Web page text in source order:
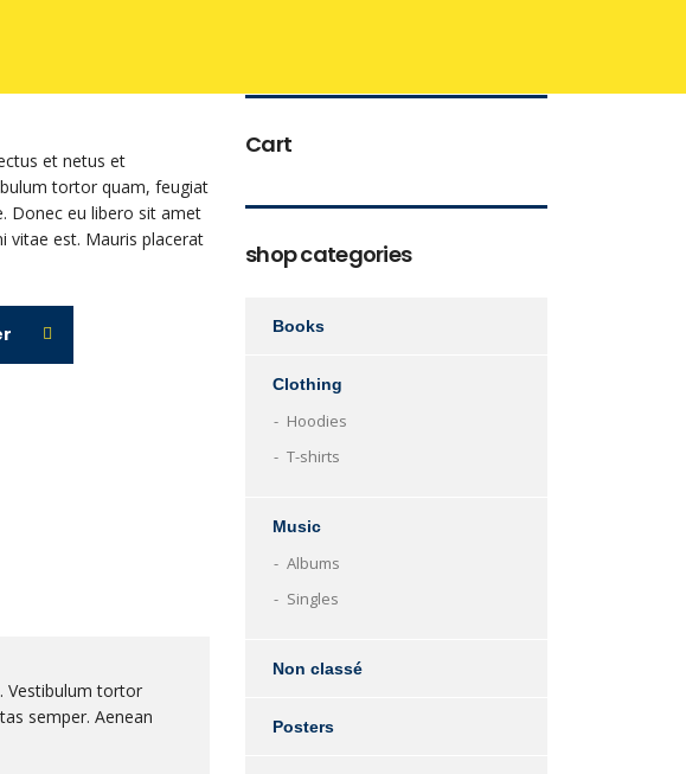
et netus et
tortor quam, feugiat
Donec eu libero sit amet
vitae est. Mauris placerat
Vestibulum tortor
semper. Aenean
Cart
shop categories
Books
Clothing
Hoodies
T-shirts
Music
Albums
Singles
Non classé
Posters